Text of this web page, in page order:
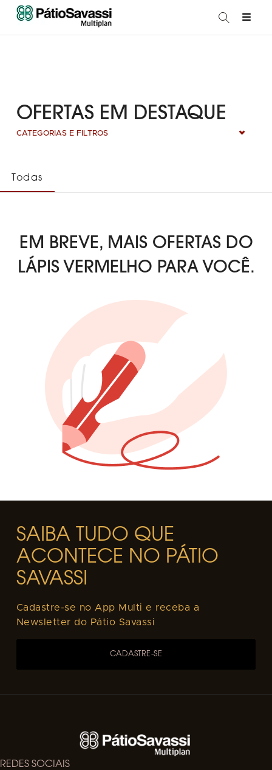
OFERTAS EM DESTAQUE
CATEGORIAS E FILTROS
Todas
EM BREVE, MAIS OFERTAS DO
LÁPIS VERMELHO PARA VOCÊ.
SAIBA TUDO QUE
ACONTECE NO PÁTIO
SAVASSI
Cadastre-se no App Multi e receba a
Newsletter do Pátio Savassi
CADASTRE-SE
REDES SOCIAIS